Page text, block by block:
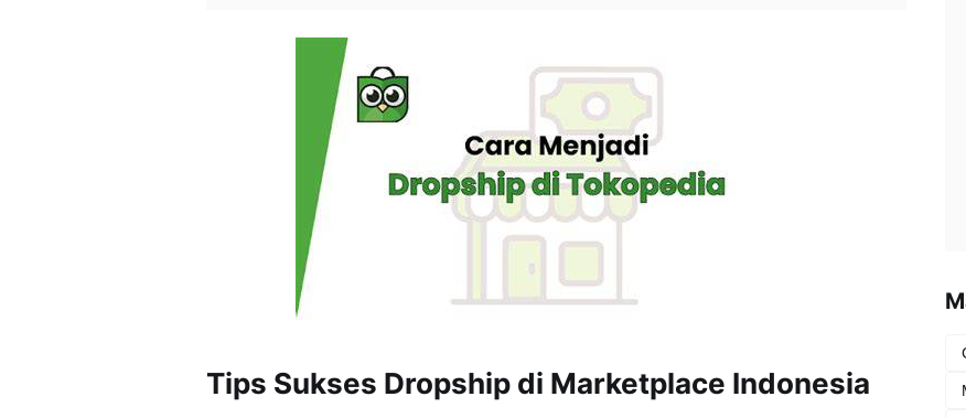
Tips Sukses Dropship di Marketplace Indonesia